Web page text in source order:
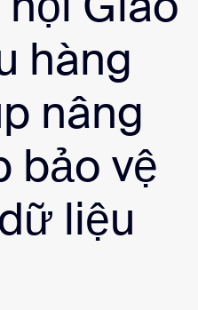
Center
hàng
nâng
bảo vệ
liệu